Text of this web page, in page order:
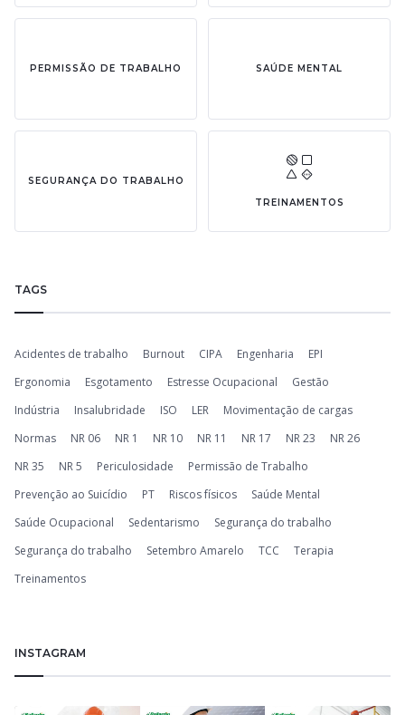
PERMISSÃO DE TRABALHO SAÚDE MENTAL
SEGURANÇA DO TRABALHO
TREINAMENTOS
TAGS
Acidentes de trabalho Burnout CIPA Engenharia
EPI
Ergonomia
Esgotamento Estresse Ocupacional
Gestão
Indústria
Insalubridade ISO LER
Movimentação de cargas
Normas
NR 06 NR 1 NR 10 NR 11 NR 17 NR 23
NR 26
NR 35
NR 5 Periculosidade
Permissão de Trabalho
Prevenção ao Suicídio
PT Riscos físicos
Saúde Mental
Saúde Ocupacional
Sedentarismo
Segurança do trabalho
Segurança do trabalho
Setembro Amarelo TCC
Terapia
Treinamentos
INSTAGRAM